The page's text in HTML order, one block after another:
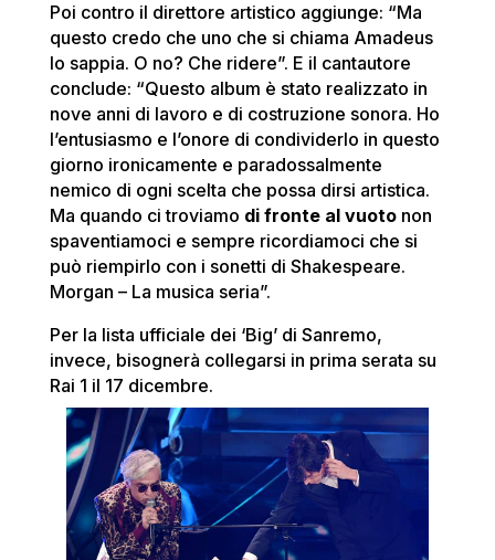
Poi contro il direttore artistico aggiunge: “Ma
questo credo che uno che si chiama Amadeus
lo sappia. O no? Che ridere”. E il cantautore
conclude: “Questo album è stato realizzato in
nove anni di lavoro e di costruzione sonora. Ho
l’entusiasmo e l’onore di condividerlo in questo
giorno ironicamente e paradossalmente
nemico di ogni scelta che possa dirsi artistica.
Ma quando ci troviamo di fronte al vuotonon
spaventiamoci e sempre ricordiamoci che si
può riempirlo con i sonetti di Shakespeare.
Morgan – La musica seria”.
Per la lista ufficiale dei ‘Big’ di Sanremo,
invece, bisognerà collegarsi in prima serata su
Rai 1 il 17 dicembre.